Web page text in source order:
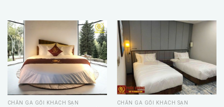
CHĂN GA GỐI KHÁCH SẠN CHĂN GA GỐI KHÁCH SẠN